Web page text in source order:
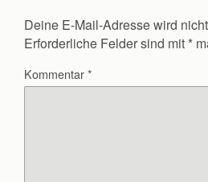
Deine E-Mail-Adresse wird
Erforderliche Felder sind mit *
Kommentar*